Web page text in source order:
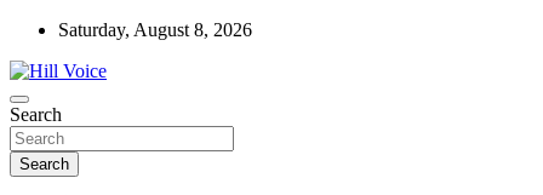
Skip
content
Saturday, August 8, 2026
Hill Voice
न्यूज़ पोर्टल
Search
Search